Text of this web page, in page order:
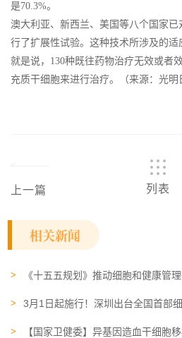
是70.3%。
澳大利亚、新西兰、美国等八个国家
行了扩展性试验。这种技术所涉及的
就是说，130种既往药物治疗无效或者
充质干细胞来进行治疗。（来源：光明
上一篇 列表
相关新闻
《十五五规划》推动细胞和健康管
3月1日起施行！深圳出台全国首部
读）
【国家卫健委】异基因造血干细胞